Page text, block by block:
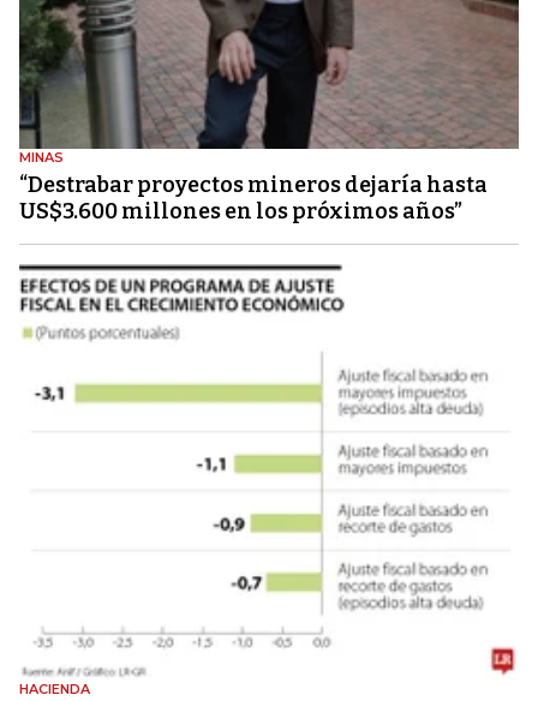
MINAS
“Destrabar proyectos mineros dejaría hasta
US$3.600 millones en los próximos años”
HACIENDA